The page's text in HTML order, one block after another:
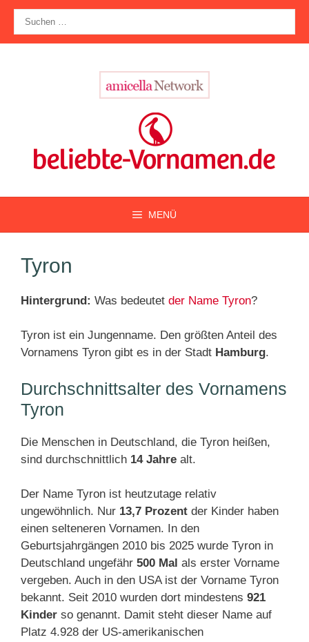
Zum
Inhalt
springen
nach:
MENÜ
Tyron
Hintergrund: Was bedeutet der Name Tyron?
Tyron ist ein Jungenname. Den größten Anteil des
Vornamens Tyron gibt es in der Stadt Hamburg.
Durchschnittsalter des Vornamens
Tyron
Die Menschen in Deutschland, die Tyron heißen,
sind durchschnittlich 14 Jahre alt.
Der Name Tyron ist heutzutage relativ
ungewöhnlich. Nur 13,7 Prozent der Kinder haben
einen selteneren Vornamen. In den
Geburtsjahrgängen 2010 bis 2025 wurde Tyron in
Deutschland ungefähr 500 Mal als erster Vorname
vergeben. Auch in den USA ist der Vorname Tyron
bekannt. Seit 2010 wurden dort mindestens 921
Kinder so genannt. Damit steht dieser Name auf
Platz 4.928 der US-amerikanischen